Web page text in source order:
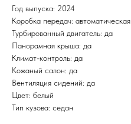
Год выпуска: 2024
Коробка передач: автоматическая
Турбированный двигатель: да
Панорамная крыша: да
Климат-контроль: да
Кожаный салон: да
Вентиляция сидений: да
Цвет: белый
Тип кузова: седан